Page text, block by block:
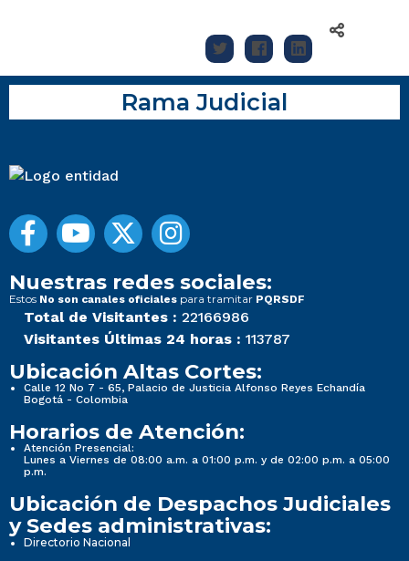
Rama Judicial
Nuestras redes sociales:
Estos No son canales oficiales para tramitar PQRSDF
Total de Visitantes : 22166986
Visitantes Últimas 24 horas : 113787
Ubicación Altas Cortes:
Calle 12 No 7 - 65, Palacio de Justicia Alfonso Reyes Echandía
Bogotá - Colombia
Horarios de Atención:
Atención Presencial:
Lunes a Viernes de 08:00 a.m. a 01:00 p.m. y de 02:00 p.m. a 05:00
p.m.
Ubicación de Despachos Judiciales
y Sedes administrativas:
Directorio Nacional